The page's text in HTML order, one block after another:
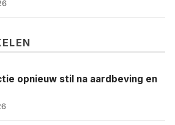
opnieuw stil na aardbeving en